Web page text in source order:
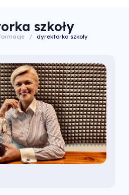
szkoły
/ dyrektorka szkoły